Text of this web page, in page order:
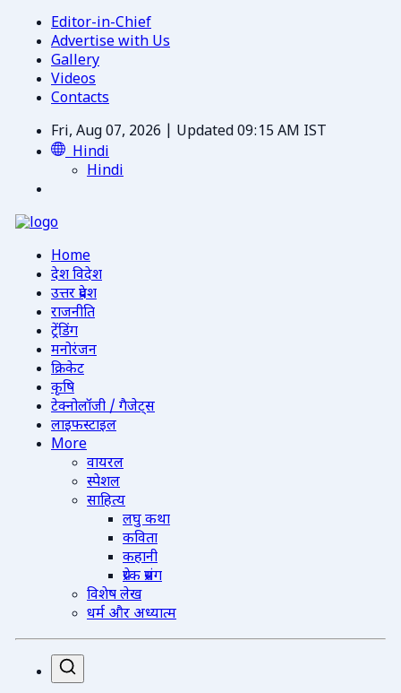
Editor-in-Chief
Advertise with Us
Gallery
Videos
Contacts
Fri, Aug 07, 2026 | Updated 09:15 AM IST
Hindi
Hindi
Home
देश विदेश
उत्तर प्रदेश
राजनीति
ट्रेंडिंग
मनोरंजन
क्रिकेट
कृषि
टेक्नोलॉजी / गैजेट्स
लाइफस्टाइल
More
वायरल
स्पेशल
साहित्य
लघु कथा
कविता
कहानी
प्रेरक प्रसंग
विशेष लेख
धर्म और अध्यात्म